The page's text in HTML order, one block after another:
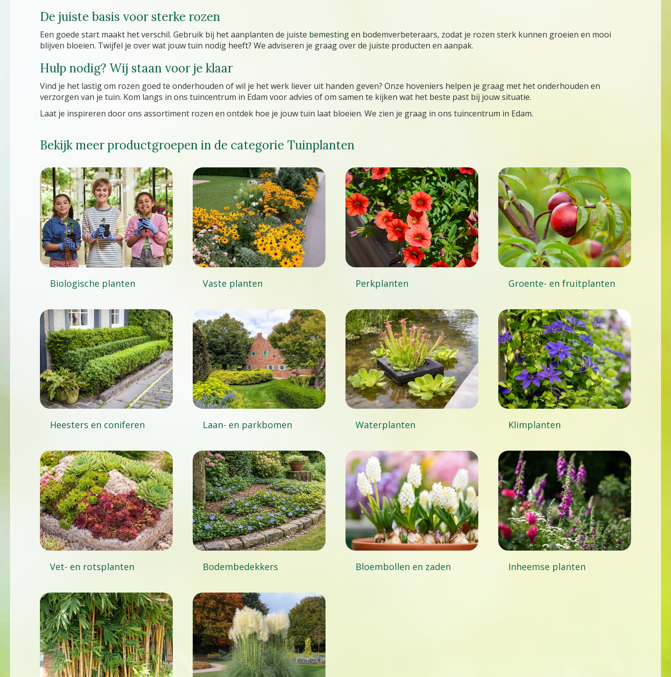
De juiste basis voor sterke rozen
Een goede start maakt het verschil. Gebruik bij het aanplanten de juiste bemestingen bodemverbeteraars, zodat je rozen sterk kunnen groeien en mooi
blijven bloeien. Twijfel je over wat jouw tuin nodig heeft? We adviseren je graag over de juiste producten en aanpak.
Hulp nodig? Wij staan voor je klaar
Vind je het lastig om rozen goed te onderhouden of wil je het werk liever uit handen geven? Onze hoveniers helpen je graag met het onderhouden en
verzorgen van je tuin. Kom langs in ons tuincentrum in Edam voor advies of om samen te kijken wat het beste past bij jouw situatie.
Laat je inspireren door ons assortiment rozen en ontdek hoe je jouw tuin laat bloeien. We zien je graag in ons tuincentrum in Edam.
Bekijk meer productgroepen in de categorie Tuinplanten
Biologische planten Vaste planten Perkplanten Groente- en fruitplanten
Heesters en coniferen Laan- en parkbomen Waterplanten Klimplanten
Vet- en rotsplanten Bodembedekkers Bloembollen en zaden Inheemse planten